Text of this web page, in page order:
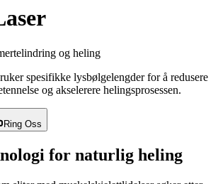
og heling
spesifikke lysbølgelengder for å redusere
og akselerere helingsprosessen.
Ring Oss
for naturlig heling